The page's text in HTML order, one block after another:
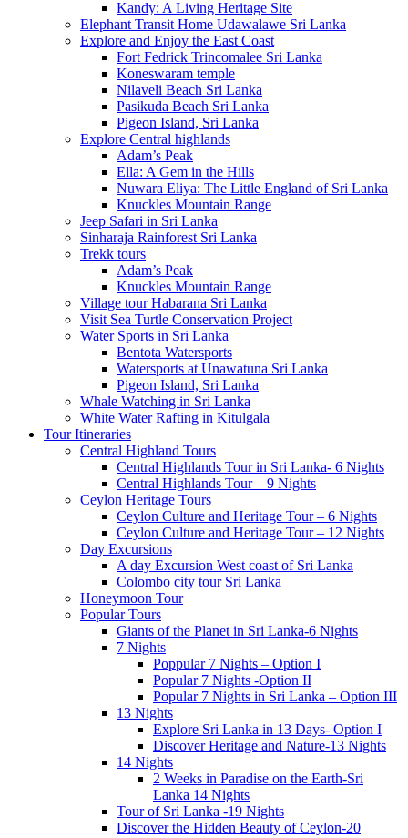
Kandy: A Living Heritage Site
Elephant Transit Home Udawalawe Sri Lanka
Explore and Enjoy the East Coast
Fort Fedrick Trincomalee Sri Lanka
Koneswaram temple
Nilaveli Beach Sri Lanka
Pasikuda Beach Sri Lanka
Pigeon Island, Sri Lanka
Explore Central highlands
Adam’s Peak
Ella: A Gem in the Hills
Nuwara Eliya: The Little England of Sri Lanka
Knuckles Mountain Range
Jeep Safari in Sri Lanka
Sinharaja Rainforest Sri Lanka
Trekk tours
Adam’s Peak
Knuckles Mountain Range
Village tour Habarana Sri Lanka
Visit Sea Turtle Conservation Project
Water Sports in Sri Lanka
Bentota Watersports
Watersports at Unawatuna Sri Lanka
Pigeon Island, Sri Lanka
Whale Watching in Sri Lanka
White Water Rafting in Kitulgala
Tour Itineraries
Central Highland Tours
Central Highlands Tour in Sri Lanka- 6 Nights
Central Highlands Tour – 9 Nights
Ceylon Heritage Tours
Ceylon Culture and Heritage Tour – 6 Nights
Ceylon Culture and Heritage Tour – 12 Nights
Day Excursions
A day Excursion West coast of Sri Lanka
Colombo city tour Sri Lanka
Honeymoon Tour
Popular Tours
Giants of the Planet in Sri Lanka-6 Nights
7 Nights
Poppular 7 Nights – Option I
Popular 7 Nights -Option II
Popular 7 Nights in Sri Lanka – Option III
13 Nights
Explore Sri Lanka in 13 Days- Option I
Discover Heritage and Nature-13 Nights
14 Nights
2 Weeks in Paradise on the Earth-Sri
Lanka 14 Nights
Tour of Sri Lanka -19 Nights
Discover the Hidden Beauty of Ceylon-20